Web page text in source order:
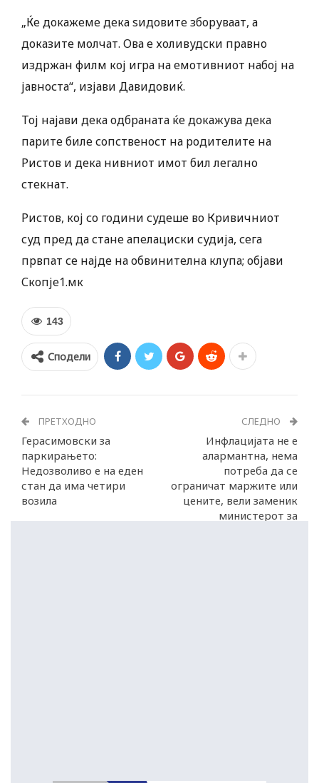
„Ќе докажеме дека ѕидовите зборуваат, а
доказите молчат. Ова е холивудски правно
издржан филм кој игра на емотивниот набој на
јавноста“, изјави Давидовиќ.
Тој најави дека одбраната ќе докажува дека
парите биле сопственост на родителите на
Ристов и дека нивниот имот бил легално
стекнат.
Ристов, кој со години судеше во Кривичниот
суд пред да стане апелациски судија, сега
првпат се најде на обвинителна клупа; објави
Скопје1.мк
143
Сподели
ПРЕТХОДНО
Герасимовски за
паркирањето:
Недозволиво е на еден
стан да има четири
возила
СЛЕДНО
Инфлацијата не е
алармантна, нема
потреба да се
ограничат маржите или
цените, вели заменик
министерот за